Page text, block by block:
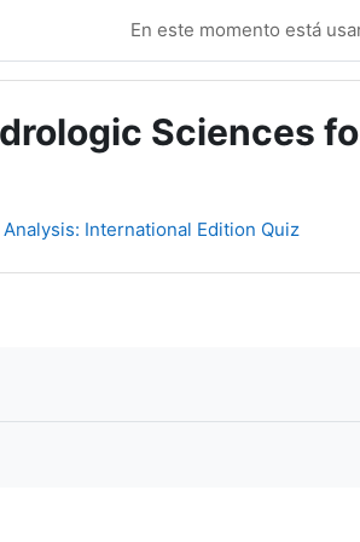
En este momento está
Sciences
International Edition Quiz